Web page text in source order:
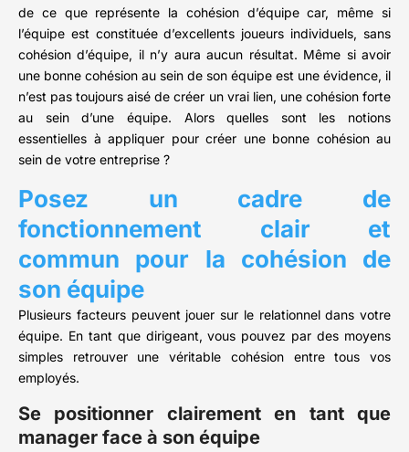
de ce que représente la cohésion d’équipe car, même si
l’équipe est constituée d’excellents joueurs individuels, sans
cohésion d’équipe, il n’y aura aucun résultat. Même si avoir
une bonne cohésion au sein de son équipe est une évidence, il
n’est pas toujours aisé de créer un vrai lien, une cohésion forte
au sein d’une équipe. Alors quelles sont les notions
essentielles à appliquer pour créer une bonne cohésion au
sein de votre entreprise ?
Posez un cadre de
fonctionnement clair et
commun pour la cohésion de
son équipe
Plusieurs facteurs peuvent jouer sur le relationnel dans votre
équipe. En tant que dirigeant, vous pouvez par des moyens
simples retrouver une véritable cohésion entre tous vos
employés.
Se positionner clairement en tant que
manager face à son équipe